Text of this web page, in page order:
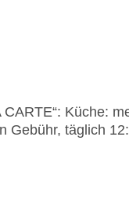
CARTE“: Küche:
Gebühr, täglich